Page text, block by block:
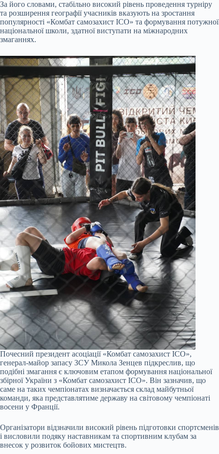
За його словами, стабільно високий рівень проведення турніру
та розширення географії учасників вказують на зростання
популярності «Комбат самозахист ІСО» та формування потужної
національної школи, здатної виступати на міжнародних
змаганнях.
Почесний президент асоціації «Комбат самозахист ІСО»,
генерал-майор запасу ЗСУ Микола Зенцев підкреслив, що
подібні змагання є ключовим етапом формування національної
збірної України з «Комбат самозахист ICO». Він зазначив, що
саме на таких чемпіонатах визначається склад майбутньої
команди, яка представлятиме державу на світовому чемпіонаті
восени у Франції.
Організатори відзначили високий рівень підготовки спортсменів
і висловили подяку наставникам та спортивним клубам за
внесок у розвиток бойових мистецтв.